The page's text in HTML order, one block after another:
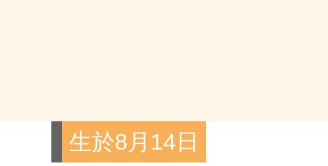
生於8月14日